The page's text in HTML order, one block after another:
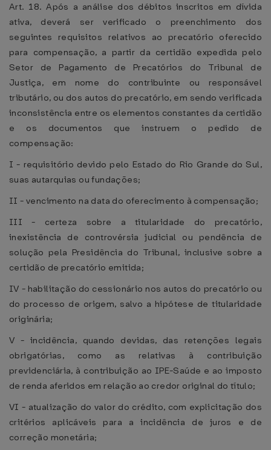
Art. 18. Após a análise dos débitos inscritos em dívida
ativa, deverá ser verificado o preenchimento dos
seguintes requisitos relativos ao precatório oferecido
para compensação, a partir da certidão expedida pelo
Setor de Pagamento de Precatórios do Tribunal de
Justiça, em nome do contribuinte ou responsável
tributário, ou dos autos do precatório, em sendo verificada
inconsistência entre os elementos constantes da certidão
e os documentos que instruem o pedido de
compensação:
I - requisitório devido pelo Estado do Rio Grande do Sul,
suas autarquias ou fundações;
II - vencimento na data do oferecimento à compensação;
III - certeza sobre a titularidade do precatório,
inexistência de controvérsia judicial ou pendência de
solução pela Presidência do Tribunal, inclusive sobre a
certidão de precatório emitida;
IV - habilitação do cessionário nos autos do precatório ou
do processo de origem, salvo a hipótese de titularidade
originária;
V - incidência, quando devidas, das retenções legais
obrigatórias, como as relativas à contribuição
previdenciária, à contribuição ao IPE-Saúde e ao imposto
de renda aferidos em relação ao credor original do título;
VI - atualização do valor do crédito, com explicitação dos
critérios aplicáveis para a incidência de juros e de
correção monetária;